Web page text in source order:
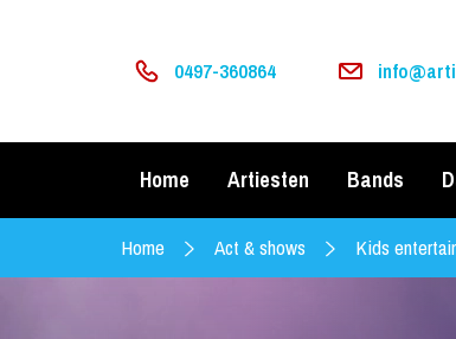
0497-360864
Home Artiesten Bands
Home Act & shows Kids